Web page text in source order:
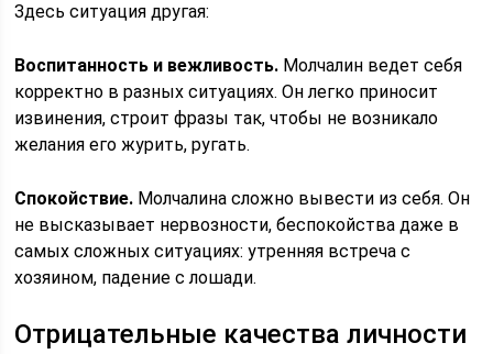
Здесь ситуация другая:
Воспитанность и вежливость. Молчалин ведет себя
корректно в разных ситуациях. Он легко приносит
извинения, строит фразы так, чтобы не возникало
желания его журить, ругать.
Спокойствие. Молчалина сложно вывести из себя. Он
не высказывает нервозности, беспокойства даже в
самых сложных ситуациях: утренняя встреча с
хозяином, падение с лошади.
Отрицательные качества личности